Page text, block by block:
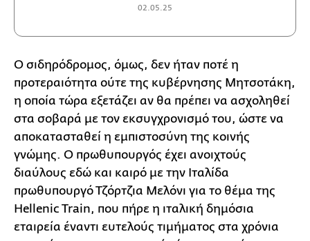
02.05.25
Ο σιδηρόδρομος, όμως, δεν ήταν ποτέ η
προτεραιότητα ούτε της κυβέρνησης Μητσοτάκη,
η οποία τώρα εξετάζει αν θα πρέπει να ασχοληθεί
στα σοβαρά με τον εκσυγχρονισμό του, ώστε να
αποκατασταθεί η εμπιστοσύνη της κοινής
γνώμης. Ο πρωθυπουργός έχει ανοιχτούς
διαύλους εδώ και καιρό με την Ιταλίδα
πρωθυπουργό Τζόρτζια Μελόνι για το θέμα της
Hellenic Train, που πήρε η ιταλική δημόσια
εταιρεία έναντι ευτελούς τιμήματος στα χρόνια